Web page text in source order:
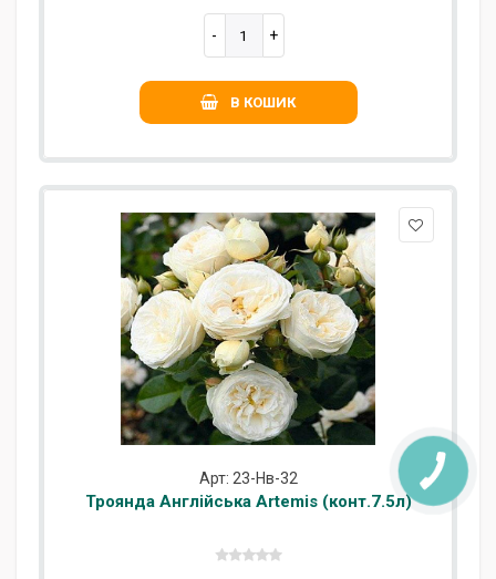
В КОШИК
Арт: 23-Нв-32
Троянда Англійська Artemis (конт.7.5л)